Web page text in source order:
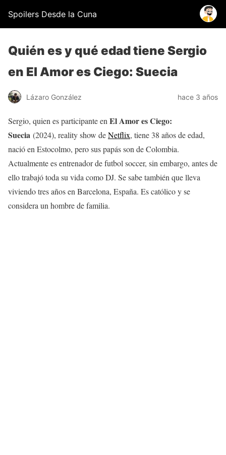
Spoilers Desde la Cuna
Quién es y qué edad tiene Sergio
en El Amor es Ciego: Suecia
Lázaro González hace 3 años
Sergio, quien es participante en El Amor es Ciego:
Suecia (2024), reality show deNetflix, tiene 38 años de edad,
nació en Estocolmo, pero sus papás son de Colombia.
Actualmente es entrenador de futbol soccer, sin embargo, antes de
ello trabajó toda su vida como DJ. Se sabe también que lleva
viviendo tres años en Barcelona, España. Es católico y se
considera un hombre de familia.